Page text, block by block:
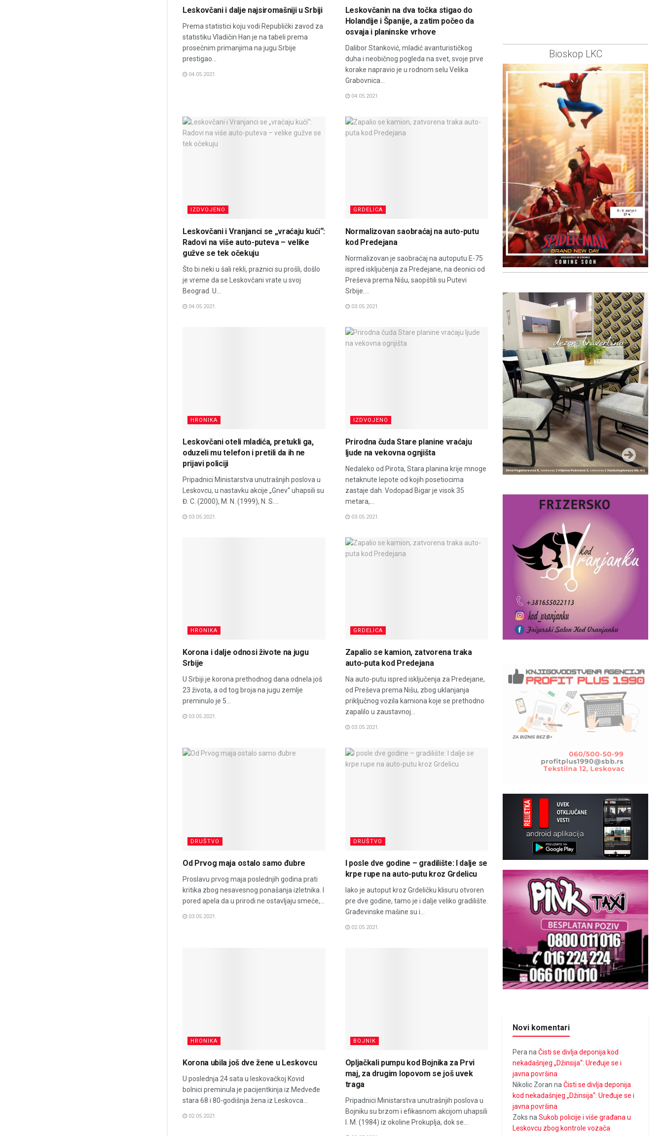
Leskovčani i dalje najsiromašniji u Srbiji
Prema statistici koju vodi Republički zavod za
statistiku Vladičin Han je na tabeli prema
prosečnim primanjima na jugu Srbije
prestigao...
04.05.2021.
Leskovčanin na dva točka stigao do
Holandije i Španije, a zatim počeo da
osvaja i planinske vrhove
Dalibor Stanković, mladić avanturističkog
duha i neobičnog pogleda na svet, svoje prve
korake napravio je u rodnom selu Velika
Grabovnica...
04.05.2021.
IZDVOJENO
Leskovčani i Vranjanci se „vraćaju kući“:
Radovi na više auto-puteva – velike
gužve se tek očekuju
Što bi neki u šali rekli, praznici su prošli, došlo
je vreme da se Leskovčani vrate u svoj
Beograd. U...
04.05.2021.
GRDELICA
Normalizovan saobraćaj na auto-putu
kod Predejana
Normalizovan je saobraćaj na autoputu E-75
ispred isključenja za Predejane, na deonici od
Preševa prema Nišu, saopštili su Putevi
Srbije....
03.05.2021.
HRONIKA
Leskovčani oteli mladića, pretukli ga,
oduzeli mu telefon i pretili da ih ne
prijavi policiji
Pripadnici Ministarstva unutrašnjih poslova u
Leskovcu, u nastavku akcije „Gnev“ uhapsili su
Đ. C. (2000), M. N. (1999), N. S....
03.05.2021.
IZDVOJENO
Prirodna čuda Stare planine vraćaju
ljude na vekovna ognjišta
Nedaleko od Pirota, Stara planina krije mnoge
netaknute lepote od kojih posetiocima
zastaje dah. Vodopad Bigar je visok 35
metara,...
03.05.2021.
HRONIKA
Korona i dalje odnosi živote na jugu
Srbije
U Srbiji je korona prethodnog dana odnela još
23 života, a od tog broja na jugu zemlje
preminulo je 5...
03.05.2021.
GRDELICA
Zapalio se kamion, zatvorena traka
auto-puta kod Predejana
Na auto-putu ispred isključenja za Predejane,
od Preševa prema Nišu, zbog uklanjanja
priključnog vozila kamiona koje se prethodno
zapalilo u zaustavnoj...
03.05.2021.
DRUŠTVO
Od Prvog maja ostalo samo đubre
Proslavu prvog maja poslednjih godina prati
kritika zbog nesavesnog ponašanja izletnika. I
pored apela da u prirodi ne ostavljaju smeće,...
03.05.2021.
DRUŠTVO
I posle dve godine – gradilište: I dalje se
krpe rupe na auto-putu kroz Grdelicu
Iako je autoput kroz Grdeličku klisuru otvoren
pre dve godine, tamo je i dalje veliko gradilište.
Građevinske mašine su i...
02.05.2021.
HRONIKA
Korona ubila još dve žene u Leskovcu
U poslednja 24 sata u leskovačkoj Kovid
bolnici preminula je pacijentkinja iz Medveđe
stara 68 i 80-godišnja žena iz Leskovca...
02.05.2021.
BOJNIK
Opljačkali pumpu kod Bojnika za Prvi
maj, za drugim lopovom se još uvek
traga
Pripadnici Ministarstva unutrašnjih poslova u
Bojniku su brzom i efikasnom akcijom uhapsili
I. M. (1984) iz okoline Prokuplja, dok se...
Bioskop LKC
Novi komentari
Pera naČisti se divlja deponija kod
nekadašnjeg „Džinsija“: Uređuje se i
javna površina
Nikolic Zoran naČisti se divlja deponija
kod nekadašnjeg „Džinsija“: Uređuje se i
javna površina
Zoks naSukob policije i više građana u
Leskovcu zbog kontrole vozača